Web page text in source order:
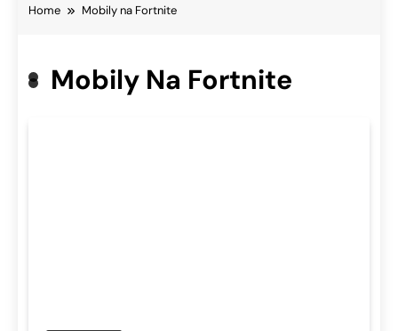
Home Mobily na Fortnite
Mobily Na Fortnite